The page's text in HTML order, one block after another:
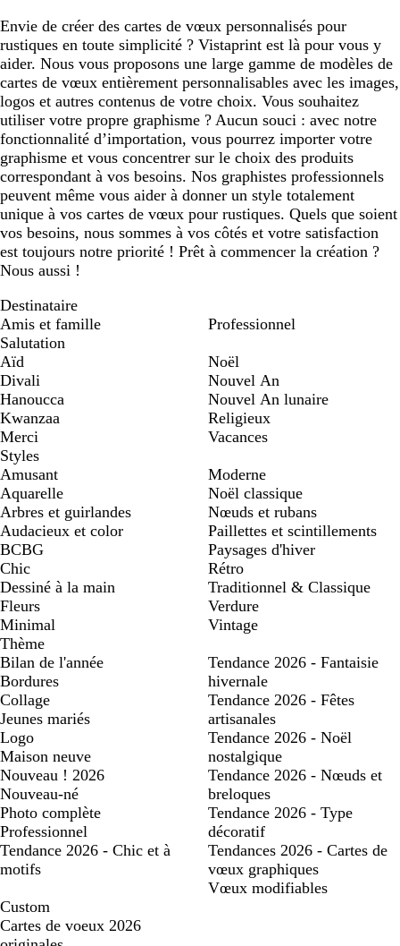
Envie de créer des cartes de vœux personnalisés pour
rustiques en toute simplicité ? Vistaprint est là pour vous y
aider. Nous vous proposons une large gamme de modèles de
cartes de vœux entièrement personnalisables avec les images,
logos et autres contenus de votre choix. Vous souhaitez
utiliser votre propre graphisme ? Aucun souci : avec notre
fonctionnalité d’importation, vous pourrez importer votre
graphisme et vous concentrer sur le choix des produits
correspondant à vos besoins. Nos graphistes professionnels
peuvent même vous aider à donner un style totalement
unique à vos cartes de vœux pour rustiques. Quels que soient
vos besoins, nous sommes à vos côtés et votre satisfaction
est toujours notre priorité ! Prêt à commencer la création ?
Nous aussi !
Destinataire
Amis et famille
Professionnel
Salutation
Aïd
Divali
Hanoucca
Kwanzaa
Merci
Noël
Nouvel An
Nouvel An lunaire
Religieux
Vacances
Styles
Amusant
Aquarelle
Arbres et guirlandes
Audacieux et color
BCBG
Chic
Dessiné à la main
Fleurs
Minimal
Moderne
Noël classique
Nœuds et rubans
Paillettes et scintillements
Paysages d'hiver
Rétro
Traditionnel & Classique
Verdure
Vintage
Thème
Bilan de l'année
Bordures
Collage
Jeunes mariés
Logo
Maison neuve
Nouveau ! 2026
Nouveau-né
Photo complète
Professionnel
Tendance 2026 - Chic et à
motifs
Tendance 2026 - Fantaisie
hivernale
Tendance 2026 - Fêtes
artisanales
Tendance 2026 - Noël
nostalgique
Tendance 2026 - Nœuds et
breloques
Tendance 2026 - Type
décoratif
Tendances 2026 - Cartes de
vœux graphiques
Vœux modifiables
Custom
Cartes de voeux 2026